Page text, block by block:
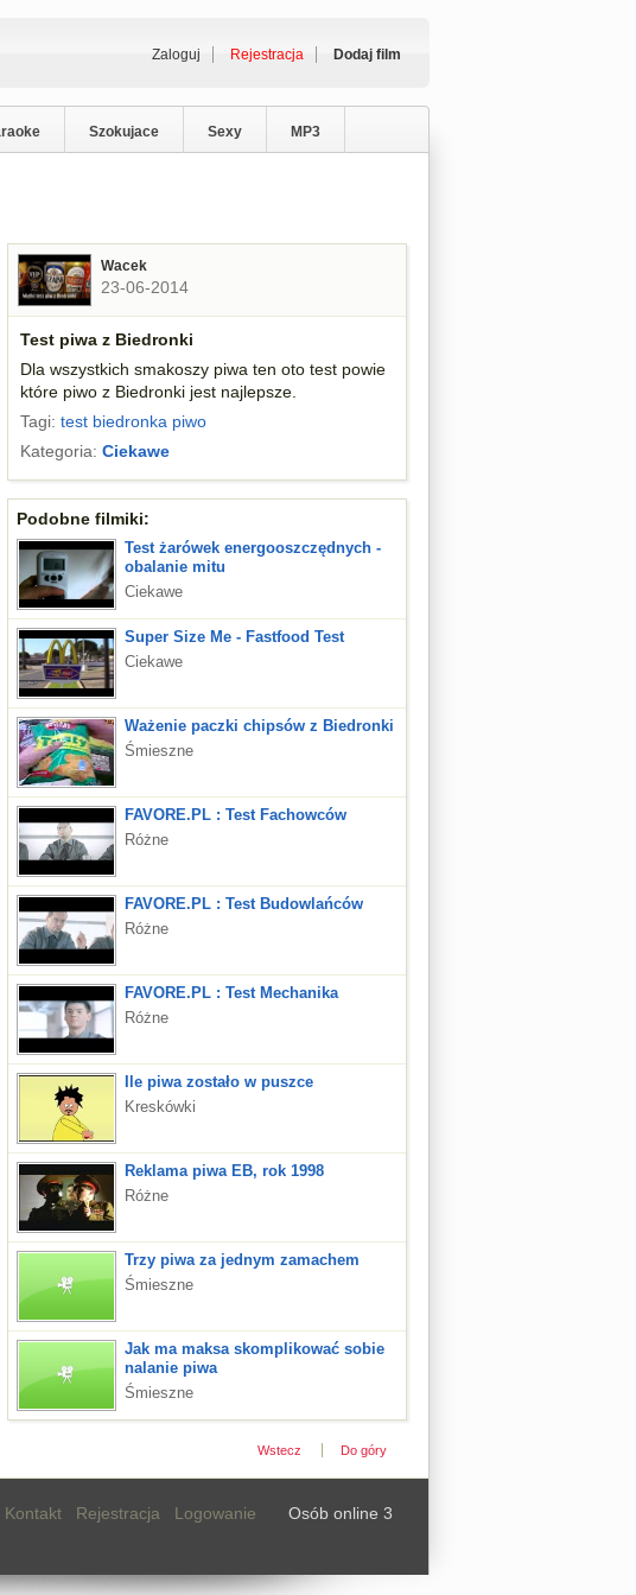
Zaloguj Rejestracja Dodaj film
Szokujace Sexy MP3
Wacek
23-06-2014
Test piwa z Biedronki
Dla wszystkich smakoszy piwa ten oto test powie
które piwo z Biedronki jest najlepsze.
Tagi: test biedronka piwo
Kategoria: Ciekawe
Podobne filmiki:
Test żarówek energooszczędnych -
obalanie mitu
Ciekawe
Super Size Me - Fastfood Test
Ciekawe
Ważenie paczki chipsów z Biedronki
Śmieszne
FAVORE.PL : Test Fachowców
Różne
FAVORE.PL : Test Budowlańców
Różne
FAVORE.PL : Test Mechanika
Różne
Ile piwa zostało w puszce
Kreskówki
Reklama piwa EB, rok 1998
Różne
Trzy piwa za jednym zamachem
Śmieszne
Jak ma maksa skomplikować sobie
nalanie piwa
Śmieszne
Wstecz Do góry
Kontakt Rejestracja Logowanie Osób online 3